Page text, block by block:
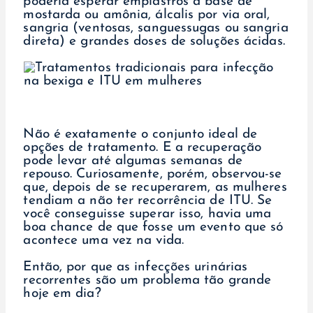
mostarda ou amônia, álcalis por via oral,
sangria (ventosas, sanguessugas ou sangria
direta) e grandes doses de soluções ácidas.
Não é exatamente o conjunto ideal de
opções de tratamento. E a recuperação
pode levar até algumas semanas de
repouso. Curiosamente, porém, observou-se
que, depois de se recuperarem, as mulheres
tendiam a não ter recorrência de ITU. Se
você conseguisse superar isso, havia uma
boa chance de que fosse um evento que só
acontece uma vez na vida.
Então, por que as infecções urinárias
recorrentes são um problema tão grande
hoje em dia?